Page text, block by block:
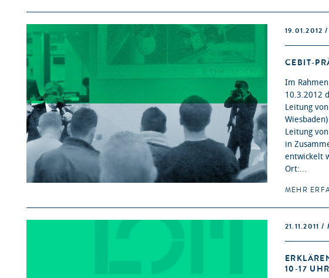
19.01.2012
CEBIT-
Im
10.3.2012
Leitung
Leitung
in
entwickelt
Ort:...
MEHR
21.11.2011
10-17